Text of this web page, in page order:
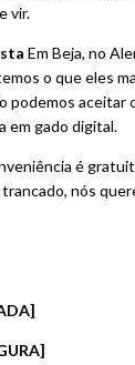
vir.
Em Beja, no
o que eles
podemos aceitar
em gado digital.
é
nós